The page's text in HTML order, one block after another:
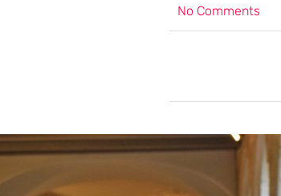
No Comments